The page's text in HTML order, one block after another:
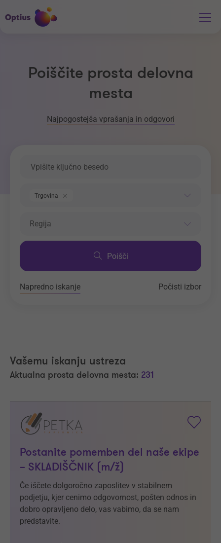
Poiščite prosta delovna
mesta
Najpogostejša vprašanja in odgovori
Trgovina
Regija
Poišči
Napredno iskanje Počisti izbor
Vašemu iskanju ustreza
Aktualna prosta delovna mesta: 231
Postanite pomemben del naše ekipe
– SKLADIŠČNIK (m/ž)
Če iščete dolgoročno zaposlitev v stabilnem
podjetju, kjer cenimo odgovornost, pošten odnos in
dobro opravljeno delo, vas vabimo, da se nam
predstavite.